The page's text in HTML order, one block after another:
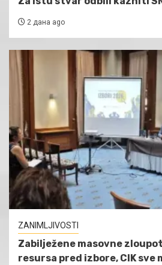
2 дана ago
ZANIMLJIVOSTI
Zabilježene masovne
resursa pred izbore, CIK sve